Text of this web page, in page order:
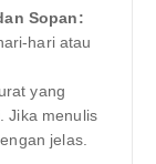
Sopan:
hari atau
yang
Jika menulis
jelas.